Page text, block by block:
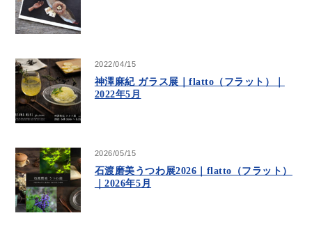
2022/04/15
神澤麻紀 ガラス展｜flatto（フラット）｜
2022年5月
2026/05/15
石渡磨美うつわ展2026｜flatto（フラット）
｜2026年5月